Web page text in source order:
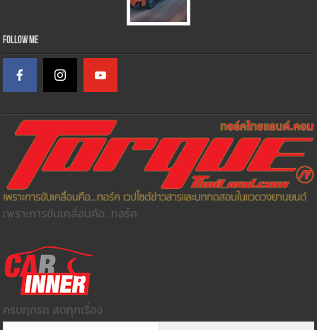
Follow Me
เพราะการขับเคลื่อนคือ...ทอร์ค
ครบทุกรถ สดทุกเรื่อง